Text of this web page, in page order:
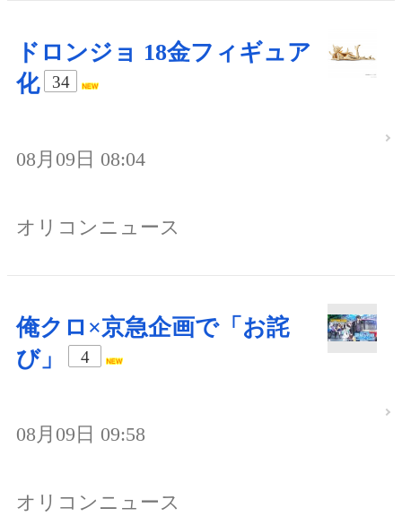
ドロンジョ 18金フィギュア
化
34
08月09日 08:04
オリコンニュース
俺クロ×京急企画で「お詫
び」
4
08月09日 09:58
オリコンニュース